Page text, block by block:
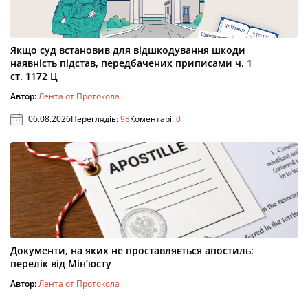
Якщо суд встановив для відшкодування шкоди
наявність підстав, передбачених приписами ч. 1
ст. 1172 Ц
Автор:Лента от Протокола
06.08.2026Переглядів:98Коментарі:0
Документи, на яких не проставляється апостиль:
перелік від Мін’юсту
Автор:Лента от Протокола